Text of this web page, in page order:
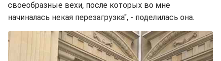
своеобразные вехи, после которых во мне
начиналась некая перезагрузка", - поделилась она.